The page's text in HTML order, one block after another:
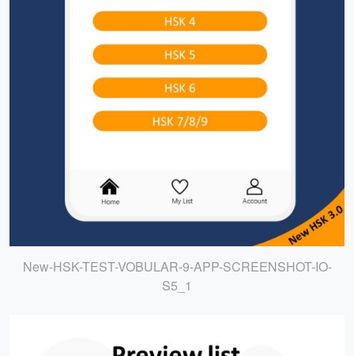
New-HSK-TEST-VOBULAR-9-APP-SCREENSHOT-IO-
S5_1